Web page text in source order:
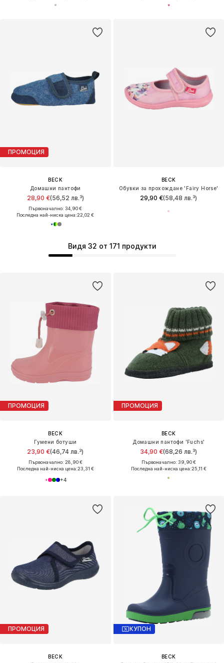
ПРОМОЦИЯ
BECK
Домашни пантофи
28,90 €(56,52 лв.³)
Първоначално: 34,90 €
Последна най-ниска цена:22,02 €
BECK
Обувки за прохождане 'Fairy Horse'
29,90 €(58,48 лв.³)
Видя 32 от 171 продукти
ПРОМОЦИЯ
BECK
Гумени ботуши
23,90 €(46,74 лв.³)
Първоначално: 28,90 €
Последна най-ниска цена:23,31 €
+4
ПРОМОЦИЯ
BECK
Домашни пантофи 'Fuchs'
34,90 €(68,26 лв.³)
Първоначално: 39,90 €
Последна най-ниска цена:25,11 €
ПРОМОЦИЯ
BECK
КУПОН
BECK